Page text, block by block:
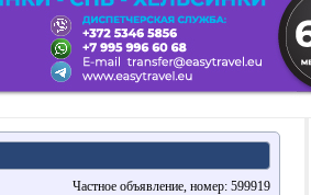
Частное объявление, номер: 599919